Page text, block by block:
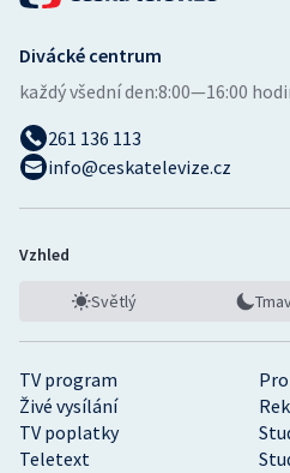
TV program
Živé vysílání
TV poplatky
Teletext
Divácké centrum
každý všední den:8:00—16:00
261 136 113
info@ceskatelevize.cz
Vzhled
Světlý